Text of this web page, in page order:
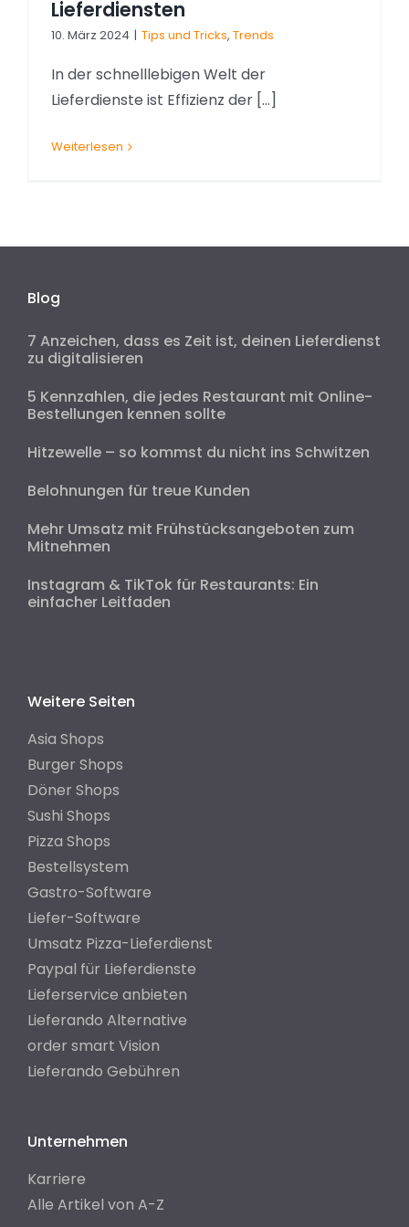
Lieferdiensten
10. März 2024 | Tips und Tricks, Trends
In der schnelllebigen Welt der
Lieferdienste ist Effizienz der [...]
Weiterlesen
Blog
7 Anzeichen, dass es Zeit ist, deinen Lieferdienst
zu digitalisieren
5 Kennzahlen, die jedes Restaurant mit Online-
Bestellungen kennen sollte
Hitzewelle – so kommst du nicht ins Schwitzen
Belohnungen für treue Kunden
Mehr Umsatz mit Frühstücksangeboten zum
Mitnehmen
Instagram & TikTok für Restaurants: Ein
einfacher Leitfaden
Weitere Seiten
Asia Shops
Burger Shops
Döner Shops
Sushi Shops
Pizza Shops
Bestellsystem
Gastro-Software
Liefer-Software
Umsatz Pizza-Lieferdienst
Paypal für Lieferdienste
Lieferservice anbieten
Lieferando Alternative
order smart Vision
Lieferando Gebühren
Unternehmen
Karriere
Alle Artikel von A-Z